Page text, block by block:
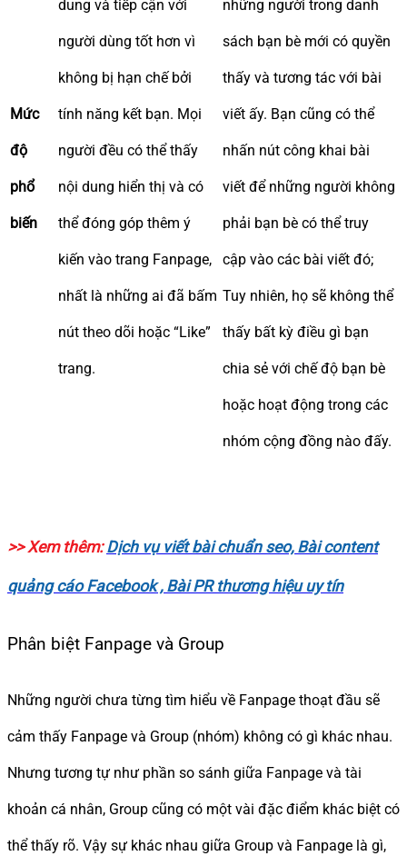
Mức
độ
phổ
biến
dung và tiếp cận với
người dùng tốt hơn vì
không bị hạn chế bởi
tính năng kết bạn. Mọi
người đều có thể thấy
nội dung hiển thị và có
thể đóng góp thêm ý
kiến vào trang Fanpage,
nhất là những ai đã bấm
nút theo dõi hoặc “Like”
trang.
những người trong danh
sách bạn bè mới có quyền
thấy và tương tác với bài
viết ấy. Bạn cũng có thể
nhấn nút công khai bài
viết để những người không
phải bạn bè có thể truy
cập vào các bài viết đó;
Tuy nhiên, họ sẽ không thể
thấy bất kỳ điều gì bạn
chia sẻ với chế độ bạn bè
hoặc hoạt động trong các
nhóm cộng đồng nào đấy.
>> Xem thêm: Dịch vụ viết bài chuẩn seo, Bài content
quảng cáo Facebook , Bài PR thương hiệu uy tín
Phân biệt Fanpage và Group
Những người chưa từng tìm hiểu về Fanpage thoạt đầu sẽ
cảm thấy Fanpage và Group (nhóm) không có gì khác nhau.
Nhưng tương tự như phần so sánh giữa Fanpage và tài
khoản cá nhân, Group cũng có một vài đặc điểm khác biệt có
thể thấy rõ. Vậy sự khác nhau giữa Group và Fanpage là gì,